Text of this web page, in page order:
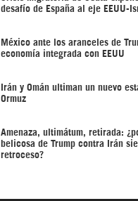
desafío de España al eje EEUU-
México ante los aranceles de
economía integrada con EEUU
Irán y Omán ultiman un nuevo
Ormuz
Amenaza, ultimátum, retirada:
belicosa de Trump contra Irán
retroceso?